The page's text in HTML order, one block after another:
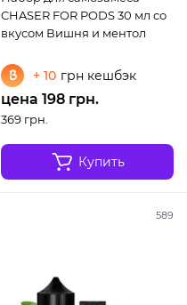
CHASER FOR PODS 30 мл со
вкусом Вишня и ментол
+ 10 грн кешбэк
цена 198 грн.
369 грн.
Купить
589